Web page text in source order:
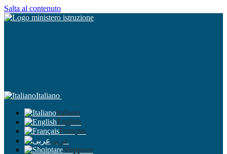
Salta al contenuto
Italiano
Italiano
English
Français
عربى
Shqiptare